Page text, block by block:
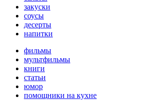
закуски
соусы
десерты
напитки
фильмы
мультфильмы
книги
статьи
юмор
помощники на кухне